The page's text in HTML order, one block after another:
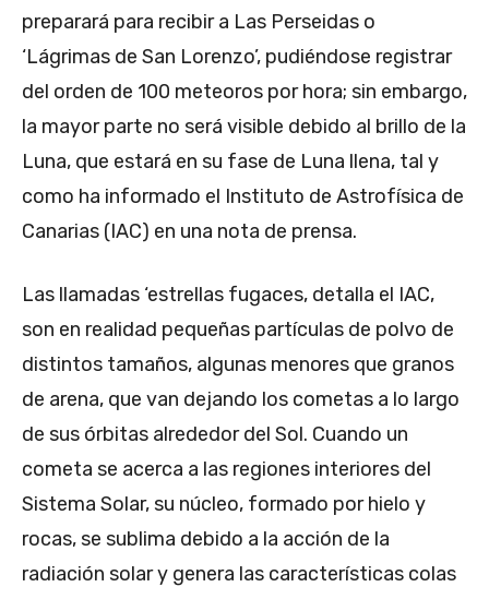
preparará para recibir a Las Perseidas o
‘Lágrimas de San Lorenzo’, pudiéndose registrar
del orden de 100 meteoros por hora; sin embargo,
la mayor parte no será visible debido al brillo de la
Luna, que estará en su fase de Luna llena, tal y
como ha informado el Instituto de Astrofísica de
Canarias (IAC) en una nota de prensa.
Las llamadas ‘estrellas fugaces, detalla el IAC,
son en realidad pequeñas partículas de polvo de
distintos tamaños, algunas menores que granos
de arena, que van dejando los cometas a lo largo
de sus órbitas alrededor del Sol. Cuando un
cometa se acerca a las regiones interiores del
Sistema Solar, su núcleo, formado por hielo y
rocas, se sublima debido a la acción de la
radiación solar y genera las características colas